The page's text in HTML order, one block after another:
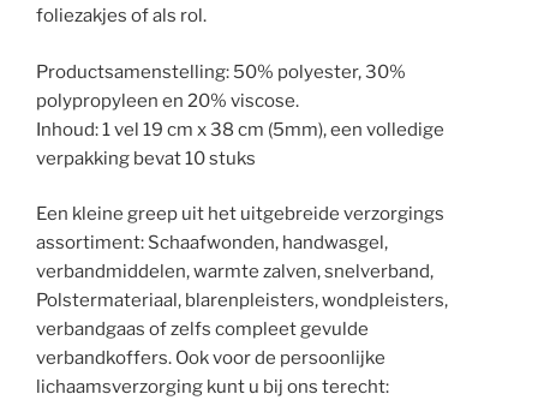
foliezakjes of als rol.
Productsamenstelling: 50% polyester, 30%
polypropyleen en 20% viscose.
Inhoud: 1 vel 19 cm x 38 cm (5mm), een volledige
verpakking bevat 10 stuks
Een kleine greep uit het uitgebreide verzorgings
assortiment: Schaafwonden, handwasgel,
verbandmiddelen, warmte zalven, snelverband,
Polstermateriaal, blarenpleisters, wondpleisters,
verbandgaas of zelfs compleet gevulde
verbandkoffers. Ook voor de persoonlijke
lichaamsverzorging kunt u bij ons terecht: